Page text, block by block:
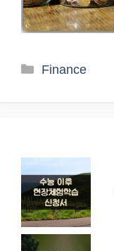
카
Finance